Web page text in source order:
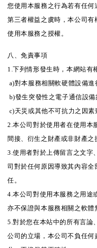
您使用本服務之行為若有任
第三者權益之虞時，本公司
使用本服務之授權。
八、免責事項
1.下列情形發生時，本網站有
a)對本服務相關軟硬體設備進
b)發生突發性之電子通信設備
c)天災或其他不可抗力之因素
2.本公司對於使用者在使用本
間接、衍生之財產或非財產之
3.使用者對於上傳留言之文字
司對於任何原因導致其內容
任。
4.本公司對使用本服務之用途
亦不保證與本服務相關之軟體
5.對於您在本站中的所有言論
公司的立場，本公司不負任